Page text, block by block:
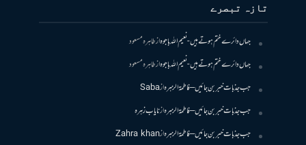
تازہ تبصرے
جہاں دائرے ختم ہوتے ہیں- نعیم اللہ باجوہازطاہرہ مسعود
جہاں دائرے ختم ہوتے ہیں- نعیم اللہ باجوہازطاہرہ مسعود
جب جذبات خبر بن جائیں – فاطمۃالزہرہازSaba
جب جذبات خبر بن جائیں – فاطمۃالزہرہازنایاب زہرہ
جب جذبات خبر بن جائیں – فاطمۃالزہرہازZahra khan